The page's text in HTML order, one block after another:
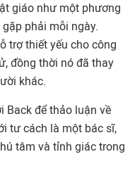
giáo như một phương
phải mỗi ngày.
trợ thiết yếu cho công
đồng thời nó đã thay
khác.
Back để thảo luận về
tư cách là một bác sĩ,
tâm và tỉnh giác trong